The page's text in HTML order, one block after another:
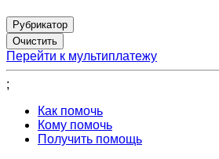
Рубрикатор
Перейти к мультиплатежу
;
Как помочь
Кому помочь
Получить помощь